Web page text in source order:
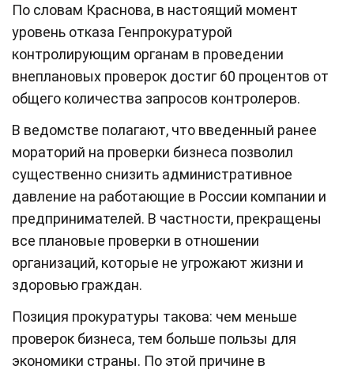
По словам Краснова, в настоящий момент
уровень отказа Генпрокуратурой
контролирующим органам в проведении
внеплановых проверок достиг 60 процентов от
общего количества запросов контролеров.
В ведомстве полагают, что введенный ранее
мораторий на проверки бизнеса позволил
существенно снизить административное
давление на работающие в России компании и
предпринимателей. В частности, прекращены
все плановые проверки в отношении
организаций, которые не угрожают жизни и
здоровью граждан.
Позиция прокуратуры такова: чем меньше
проверок бизнеса, тем больше пользы для
экономики страны. По этой причине в